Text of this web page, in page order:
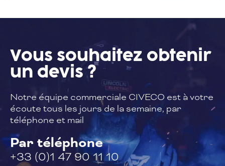
Vous souhaitez obtenir
un devis ?
Notre équipe commerciale CIVECO est àvotre
écoute tous les jours de la semaine, par
téléphone et mail
Par téléphone
+33 (0)1 47 90 11 10